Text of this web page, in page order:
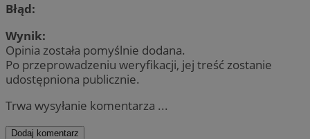
Błąd:
Wynik:
Opinia została pomyślnie dodana.
Po przeprowadzeniu weryfikacji, jej treść zostanie
udostępniona publicznie.
Trwa wysyłanie komentarza ...
Dodaj komentarz